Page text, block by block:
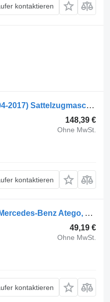
kontaktieren
Saint-Gobain 1487743 Panoramadach für Scania P,G,R,T-series (2004-2017) Sattelzugmaschine
148,39 €
Ohne MwSt.
kontaktieren
Saint-Gobain Atego 2 1224 (01.04-) A9737200218 Seitenscheibe für Mercedes-Benz Atego, Atego 2, Atego 3 (1996-) LKW
49,19 €
Ohne MwSt.
kontaktieren